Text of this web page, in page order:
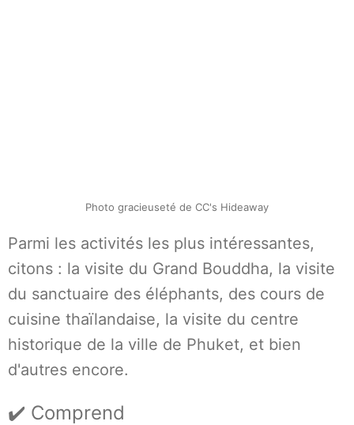
Photo gracieuseté de CC's Hideaway
Parmi les activités les plus intéressantes,
citons : la visite du Grand Bouddha, la visite
du sanctuaire des éléphants, des cours de
cuisine thaïlandaise, la visite du centre
historique de la ville de Phuket, et bien
d'autres encore.
✔️ Comprend